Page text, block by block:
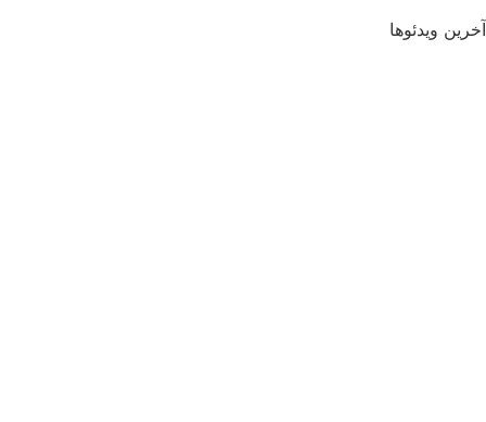
آخرین ویدئوها